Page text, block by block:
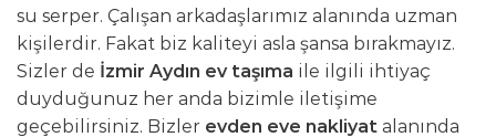
su serper. Çalışan arkadaşlarımız alanında uzman
kişilerdir. Fakat biz kaliteyi asla şansa bırakmayız.
Sizler de İzmir Aydın ev taşıma ile ilgili ihtiyaç
duyduğunuz her anda bizimle iletişime
geçebilirsiniz. Bizler evden eve nakliyat alanında